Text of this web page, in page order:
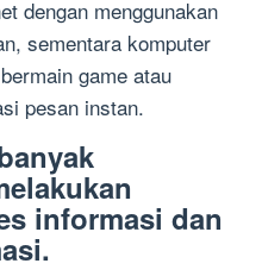
dengan menggunakan
sementara komputer
game atau
pesan instan.
informasi dan